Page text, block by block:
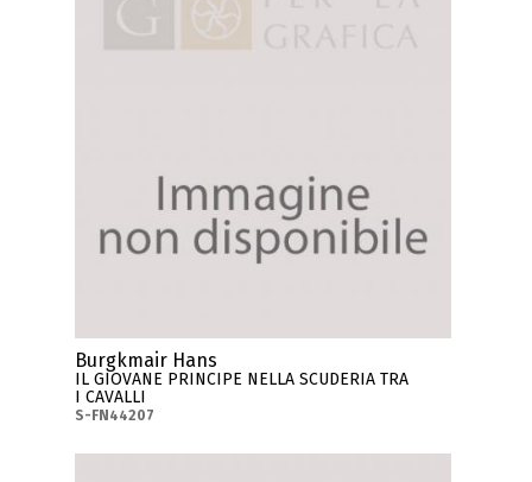
Burgkmair Hans
IL GIOVANE PRINCIPE NELLA SCUDERIA TRA
I CAVALLI
S-FN44207